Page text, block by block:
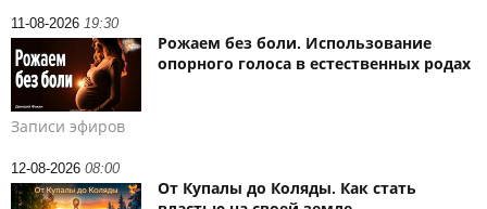
11-08-2026 19:30
Рожаем без боли. Использование
опорного голоса в естественных родах
Записи эфиров
12-08-2026 08:00
От Купалы до Коляды. Как стать